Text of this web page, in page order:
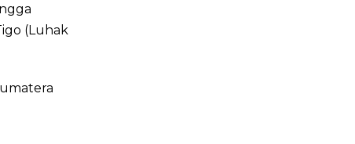
(Luhak